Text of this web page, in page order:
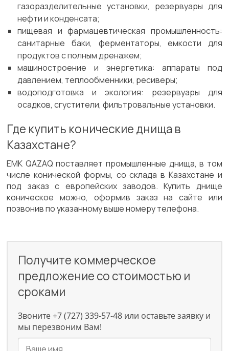
газоразделительные установки, резервуары для
нефти и конденсата;
пищевая и фармацевтическая промышленность:
санитарные баки, ферментаторы, емкости для
продуктов с полным дренажем;
машиностроение и энергетика: аппараты под
давлением, теплообменники, ресиверы;
водоподготовка и экология: резервуары для
осадков, сгустители, фильтровальные установки.
Где купить конические днища в
Казахстане?
EMK QAZAQ поставляет промышленные днища, в том
числе конической формы, со склада в Казахстане и
под заказ с европейских заводов. Купить днище
коническое можно, оформив заказ на сайте или
позвонив по указанному выше номеру телефона.
Получите коммерческое
предложение со стоимостью и
сроками
Звоните +7 (727) 339-57-48 или оставьте заявку и
мы перезвоним Вам!